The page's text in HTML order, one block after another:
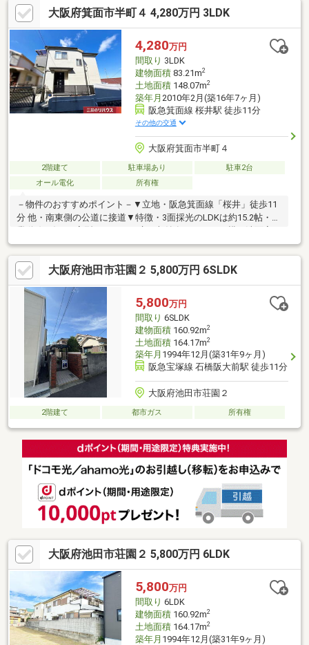
軽にご来場ください！【営業日】定休日はございません。（年末
年始を除く）水曜日も営業しております。【営業時間】10：00～
19：00※上記時間はお電話が繋がりやすくなっております。・リ
フォーム担当、ローン担当が居りますので、何でも気軽にご相談
いただけます！
大阪府箕面市半町４ 4,280万円 3LDK
4,280万円
間取り 3LDK
建物面積83.21m2
土地面積148.07m2
築年月 2010年2月(築16年7ヶ月)
阪急箕面線 桜井駅 徒歩11分
その他の交通
大阪府箕面市半町４
2階建て 駐車場あり
駐車2台
オール電化
所有権
－物件のおすすめポイント－▼立地・阪急箕面線「桜井」徒歩11
分 他・南東側の公道に接道▼特徴・3面採光のLDKは約15.2帖・作
業動線の短いL字型キッチン、床下収納有・キッチン横の洗面室は
2WAY、家事・生活動線に配慮・各洋室に収納を設置・洋室2部屋
に面する南西向きバルコニー・駐車2台可能(車種による)・室内丁
寧にお使いです▼周辺環境・フレスコ桜井店 徒歩6分(約420m)・
箕面市立西南小学校 徒歩8分(約630m)※容積率は前面道路幅員
(m)×4／10×100%に制限■ ご希望の住まい探しをお手伝いします
詳細はお気軽にお問い合わせください
大阪府池田市荘園２ 5,800万円 6SLDK
5,800万円
間取り 6SLDK
建物面積160.92m2
土地面積164.17m2
築年月 1994年12月(築31年9ヶ月)
阪急宝塚線 石橋阪大前駅 徒歩11分
大阪府池田市荘園２
2階建て 都市ガス 所有権
大阪府池田市荘園２ 5,800万円 6LDK
5,800万円
間取り 6LDK
建物面積160.92m2
土地面積164.17m2
築年月 1994年12月(築31年9ヶ月)